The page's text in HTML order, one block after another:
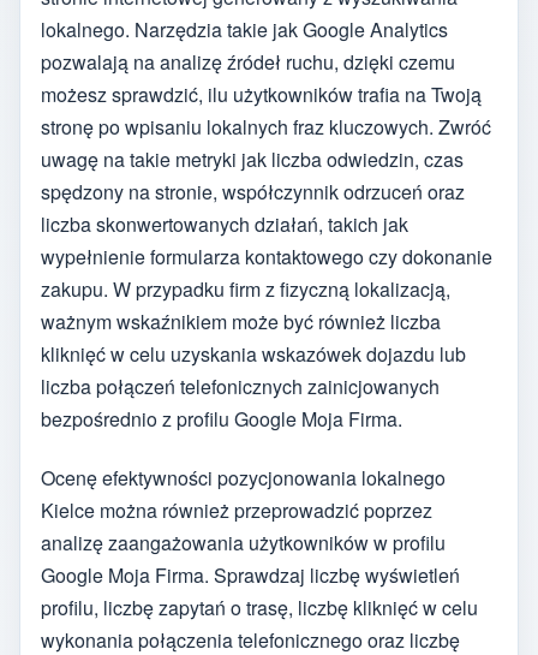
lokalnego. Narzędzia takie jak Google Analytics
pozwalają na analizę źródeł ruchu, dzięki czemu
możesz sprawdzić, ilu użytkowników trafia na Twoją
stronę po wpisaniu lokalnych fraz kluczowych. Zwróć
uwagę na takie metryki jak liczba odwiedzin, czas
spędzony na stronie, współczynnik odrzuceń oraz
liczba skonwertowanych działań, takich jak
wypełnienie formularza kontaktowego czy dokonanie
zakupu. W przypadku firm z fizyczną lokalizacją,
ważnym wskaźnikiem może być również liczba
kliknięć w celu uzyskania wskazówek dojazdu lub
liczba połączeń telefonicznych zainicjowanych
bezpośrednio z profilu Google Moja Firma.
Ocenę efektywności pozycjonowania lokalnego
Kielce można również przeprowadzić poprzez
analizę zaangażowania użytkowników w profilu
Google Moja Firma. Sprawdzaj liczbę wyświetleń
profilu, liczbę zapytań o trasę, liczbę kliknięć w celu
wykonania połączenia telefonicznego oraz liczbę